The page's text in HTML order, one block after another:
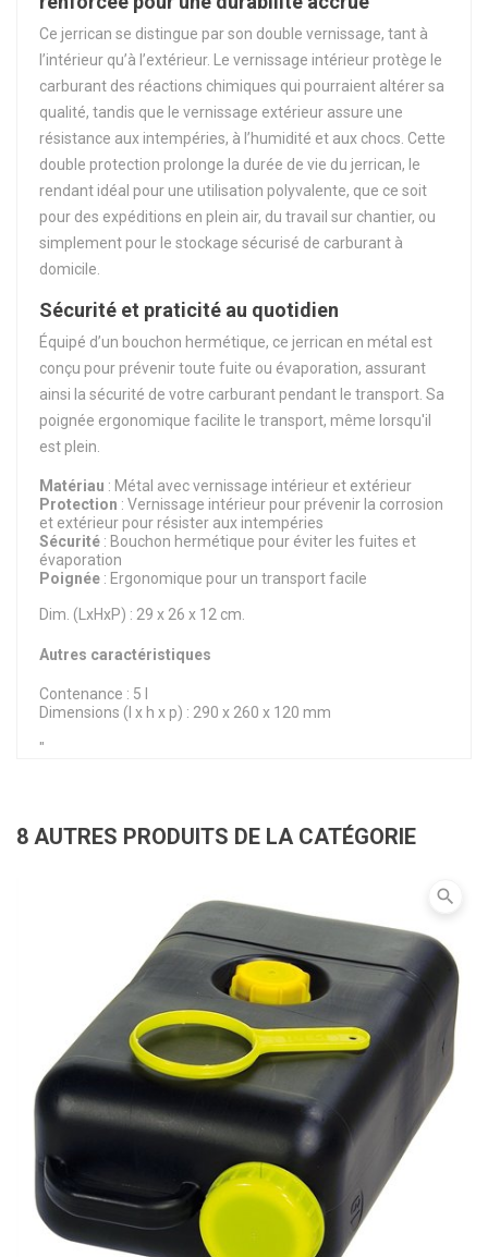
Ce jerrican se distingue par son double vernissage, tant à
l’intérieur qu’à l’extérieur. Le vernissage intérieur protège le
carburant des réactions chimiques qui pourraient altérer sa
qualité, tandis que le vernissage extérieur assure une
résistance aux intempéries, à l’humidité et aux chocs. Cette
double protection prolonge la durée de vie du jerrican, le
rendant idéal pour une utilisation polyvalente, que ce soit
pour des expéditions en plein air, du travail sur chantier, ou
simplement pour le stockage sécurisé de carburant à
domicile.
Sécurité et praticité au quotidien
Équipé d’un bouchon hermétique, ce jerrican en métal est
conçu pour prévenir toute fuite ou évaporation, assurant
ainsi la sécurité de votre carburant pendant le transport. Sa
poignée ergonomique facilite le transport, même lorsqu'il
est plein.
Matériau : Métal avec vernissage intérieur et extérieur
Protection : Vernissage intérieur pour prévenir la corrosion
et extérieur pour résister aux intempéries
Sécurité : Bouchon hermétique pour éviter les fuites et
évaporation
Poignée : Ergonomique pour un transport facile
Dim. (LxHxP) : 29 x 26 x 12 cm.
Autres caractéristiques
Contenance : 5 l
Dimensions (l x h x p) : 290 x 260 x 120 mm
"
8 AUTRES PRODUITS DE LA CATÉGORIE
search